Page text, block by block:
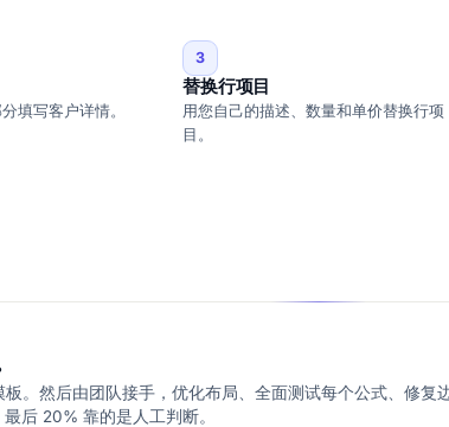
填写客户详情。
3
替换行项目
用您自己的描述、数量和单价替换行项
目。
。然后由团队接手，优化布局、全面测试每个公式、修复
后 20% 靠的是人工判断。